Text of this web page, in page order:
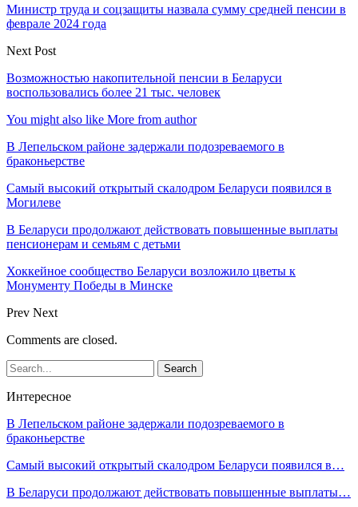
Министр труда и соцзащиты назвала сумму средней пенсии в
феврале 2024 года
Next Post
Возможностью накопительной пенсии в Беларуси
воспользовались более 21 тыс. человек
You might also like More from author
В Лепельском районе задержали подозреваемого в
браконьерстве
Самый высокий открытый скалодром Беларуси появился в
Могилеве
В Беларуси продолжают действовать повышенные выплаты
пенсионерам и семьям с детьми
Хоккейное сообщество Беларуси возложило цветы к
Монументу Победы в Минске
Prev Next
Comments are closed.
Интересное
В Лепельском районе задержали подозреваемого в
браконьерстве
Самый высокий открытый скалодром Беларуси появился в…
В Беларуси продолжают действовать повышенные выплаты…